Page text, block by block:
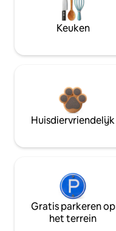
Keuken
Huisdiervriendelijk
Gratis parkeren op
het terrein